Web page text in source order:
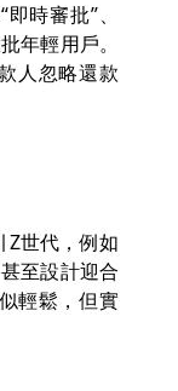
時審批”、
年輕用戶。
人忽略還款
Z世代，例如
至設計迎合
輕鬆，但實